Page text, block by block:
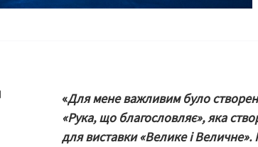
«Для мене важливим було
«Рука, що благословляє», яка
для виставки «Велике і Величне».